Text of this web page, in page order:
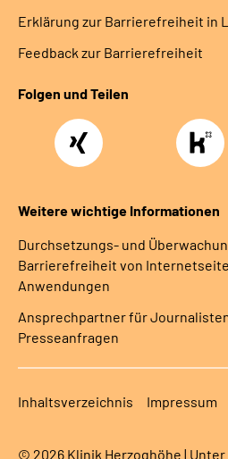
Erklärung zur Barrierefreiheit in
Feedback zur Barrierefreiheit
Folgen und Teilen
Xing
https://
Weitere wichtige Informationen
Durchsetzungs- und
Barrierefreiheit von
Anwendungen
Ansprechpartner für
Presseanfragen
Inhaltsverzeichnis Impressum
© 2026 Klinik Herzoghöhe |